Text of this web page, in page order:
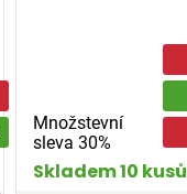
Množstevní
sleva 30%
Skladem 10 kusů